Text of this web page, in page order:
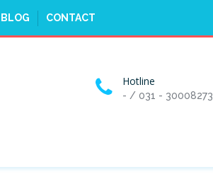
Hotline
- / 031 - 30008273
BLOG CONTACT